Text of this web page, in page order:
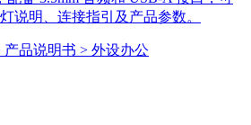
说明、连接指引及产品参数。
产品说明书 > 外设办公